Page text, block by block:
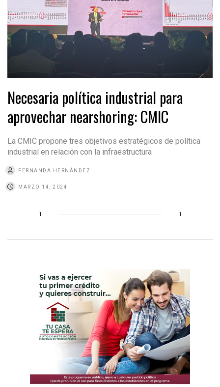
Necesaria política industrial para
aprovechar nearshoring: CMIC
La CMIC propone tres objetivos estratégicos de política
industrial en relación con la infraestructura
FERNANDA HERNÁNDEZ
MARZO 14, 2024
1 1